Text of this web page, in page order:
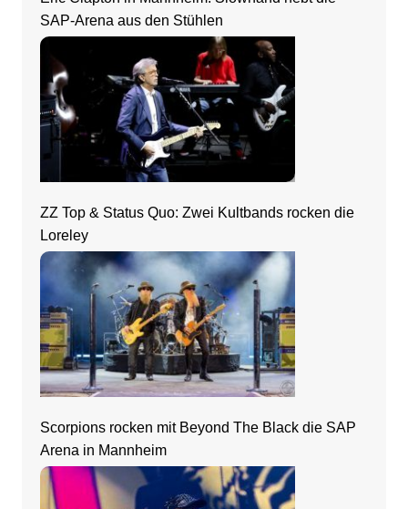
SAP-Arena aus den Stühlen
ZZ Top & Status Quo: Zwei Kultbands rocken die
Loreley
Scorpions rocken mit Beyond The Black die SAP
Arena in Mannheim